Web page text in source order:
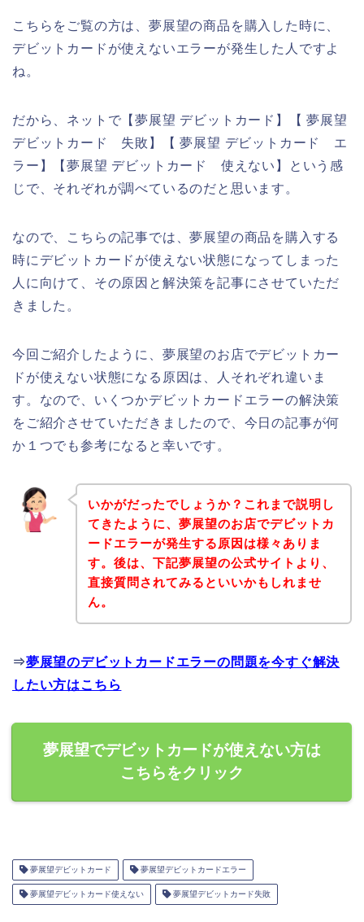
こちらをご覧の方は、夢展望の商品を購入した時に、
デビットカードが使えないエラーが発生した人ですよ
ね。
だから、ネットで【夢展望 デビットカード】【 夢展望
デビットカード 失敗】【 夢展望 デビットカード エ
ラー】【夢展望 デビットカード 使えない】という感
じで、それぞれが調べているのだと思います。
なので、こちらの記事では、夢展望の商品を購入する
時にデビットカードが使えない状態になってしまった
人に向けて、その原因と解決策を記事にさせていただ
きました。
今回ご紹介したように、夢展望のお店でデビットカー
ドが使えない状態になる原因は、人それぞれ違いま
す。なので、いくつかデビットカードエラーの解決策
をご紹介させていただきましたので、今日の記事が何
か１つでも参考になると幸いです。
いかがだったでしょうか？これまで説明し
てきたように、夢展望のお店でデビットカ
ードエラーが発生する原因は様々ありま
す。後は、下記夢展望の公式サイトより、
直接質問されてみるといいかもしれませ
ん。
⇒夢展望のデビットカードエラーの問題を今すぐ解決
したい方はこちら
夢展望でデビットカードが使えない方は
こちらをクリック
夢展望デビットカード 夢展望デビットカードエラー
夢展望デビットカード使えない 夢展望デビットカード失敗